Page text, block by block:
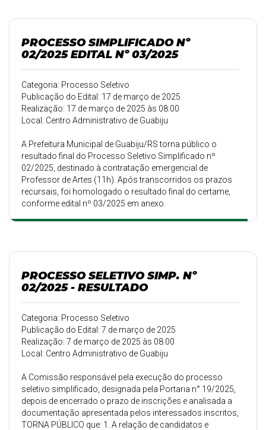
PROCESSO SIMPLIFICADO Nº
02/2025 EDITAL Nº 03/2025
Categoria: Processo Seletivo
Publicação do Edital: 17 de março de 2025
Realização: 17 de março de 2025 às 08:00
Local: Centro Administrativo de Guabiju
A Prefeitura Municipal de Guabiju/RS torna público o
resultado final do Processo Seletivo Simplificado nº
02/2025, destinado à contratação emergencial de
Professor de Artes (11h). Após transcorridos os prazos
recursais, foi homologado o resultado final do certame,
conforme edital nº 03/2025 em anexo.
PROCESSO SELETIVO SIMP. Nº
02/2025 - RESULTADO
Categoria: Processo Seletivo
Publicação do Edital: 7 de março de 2025
Realização: 7 de março de 2025 às 08:00
Local: Centro Administrativo de Guabiju
A Comissão responsável pela execução do processo
seletivo simplificado, designada pela Portaria n° 19/2025,
depois de encerrado o prazo de inscrições e analisada a
documentação apresentada pelos interessados inscritos,
TORNA PÚBLICO que: 1. A relação de candidatos e